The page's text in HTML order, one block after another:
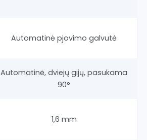
Automatinė pjovimo galvutė
Automatinė, dviejų gijų, pasukama
90°
1,6 mm